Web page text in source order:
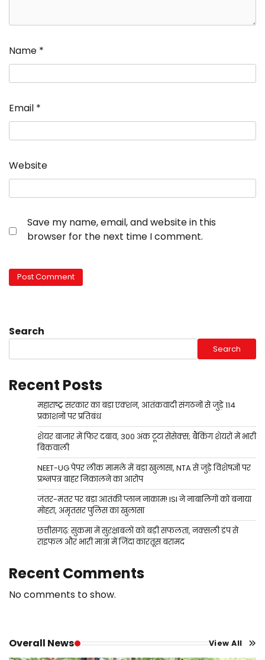
Name *
Email *
Website
Save my name, email, and website in this
browser for the next time I comment.
Search
Search
Recent Posts
महाराष्ट्र सरकार का बड़ा एक्शन, आतंकवादी संगठनों से जुड़े 114
प्रकाशनों पर प्रतिबंध
शेयर बाजार में फिर दबाव, 300 अंक टूटा सेंसेक्स; बैंकिंग शेयरों में भारी
बिकवाली
NEET-UG पेपर लीक मामले में बड़ा खुलासा, NTA से जुड़े विशेषज्ञों पर
प्रश्नपत्र बाहर निकालने का आरोप
जंतर-मंतर पर बड़ा आतंकी प्लान नाकाम! ISI ने नाबालिगों को बनाया
मोहरा, अमृतसर पुलिस का खुलासा
छत्तीसगढ़: सुकमा में सुरक्षाबलों को बड़ी सफलता, नक्सली डंप से
राइफल और भारी मात्रा में जिंदा कारतूस बरामद
Recent Comments
No comments to show.
Overall News View All